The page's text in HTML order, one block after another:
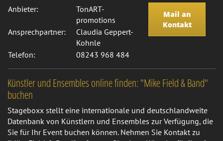
Mail an
Kontakt
Anbieter:
TonART-
promotions
Ansprechpartner:
Claudia Geppert-
Kohnle
Telefon:
08243 968 484
Künstler und Ensembles online finden: "Mike Field & Band"
buchen
Stageboxx stellt eine internationale und deutschlandweite
Datenbank von Künstlern und Ensembles zur Verfügung, die
Sie für Ihr Event buchen können. Nehmen Sie Kontakt zu